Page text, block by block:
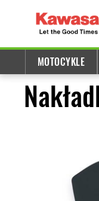
MOTOCYKLE